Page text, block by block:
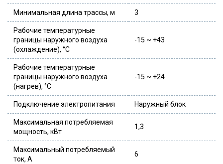
Минимальная длина трассы, м 3
Рабочие температурные
границы наружного воздуха
(охлаждение), °C
-15 ~ +43
Рабочие температурные
границы наружного воздуха
(нагрев), °C
-15 ~ +24
Подключение электропитания Наружный блок
Максимальная потребляемая
мощность, кВт
1,3
Максимальный потребляемый
ток, А
6